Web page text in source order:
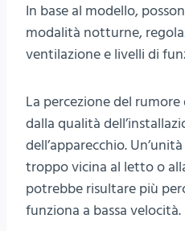
In base al modello,
modalità notturne,
ventilazione e livelli di
La percezione del
dalla qualità
dell’apparecchio.
troppo vicina al letto o
potrebbe risultare più
funziona a bassa velocità.